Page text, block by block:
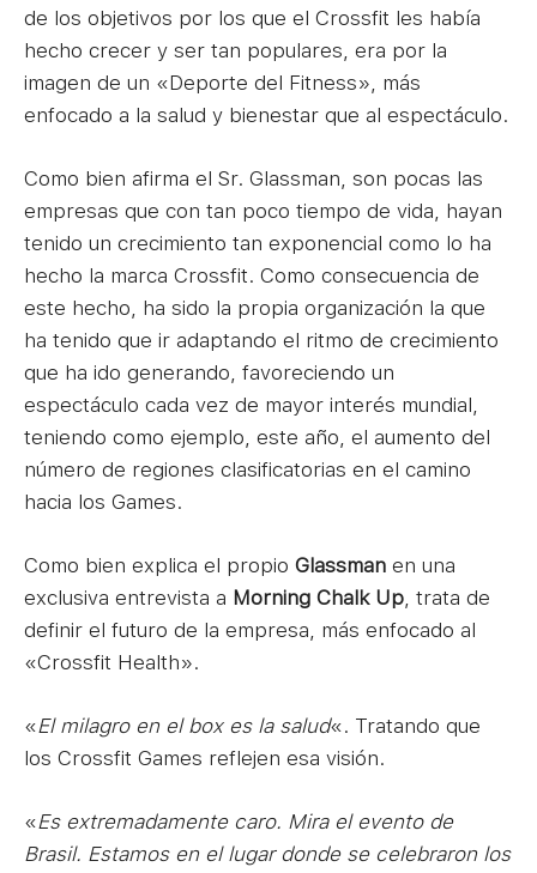
de los objetivos por los que el Crossfit les había
hecho crecer y ser tan populares, era por la
imagen de un «Deporte del Fitness», más
enfocado a la salud y bienestar que al espectáculo.
Como bien afirma el Sr. Glassman, son pocas las
empresas que con tan poco tiempo de vida, hayan
tenido un crecimiento tan exponencial como lo ha
hecho la marca Crossfit. Como consecuencia de
este hecho, ha sido la propia organización la que
ha tenido que ir adaptando el ritmo de crecimiento
que ha ido generando, favoreciendo un
espectáculo cada vez de mayor interés mundial,
teniendo como ejemplo, este año, el aumento del
número de regiones clasificatorias en el camino
hacia los Games.
Como bien explica el propio Glassman en una
exclusiva entrevista a Morning Chalk Up, trata de
definir el futuro de la empresa, más enfocado al
«Crossfit Health».
«El milagro en el box es la salud«. Tratando que
los Crossfit Games reflejen esa visión.
«Es extremadamente caro. Mira el evento de
Brasil. Estamos en el lugar donde se celebraron los